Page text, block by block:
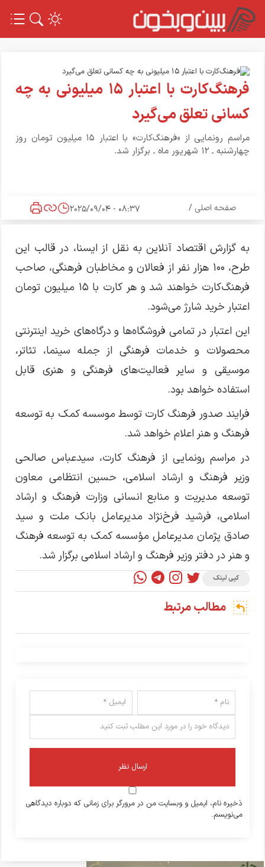
صفحه اصلی /
08:37 - 2025/09/04
فرهنگ‌کارت با اعتبار ۱۵ میلیونی به چه
کسانی تعلق می‌گیرد
مراسم رونمایی از «فرهنگ‌کارت» با اعتبار ۱۵ میلیون تومان روز
چهارشنبه ـ ۱۲ شهریور ماه ـ برگزار شد.
به گزارش اقتصاد آنلاین به نقل از ایسنا، در قالب این
طرح، ۱۰۰ هزار نفر از فعالان و مخاطبان فرهنگی، صاحب
فرهنگ‌کارت خواهند شد و هر کارت با ۱۵ میلیون تومان
اعتبار خرید شارژ می‌شود.
این اعتبار در تمامی فروشگاه‌ها و درگاه‌های خرید اینترنتی
محصولات و خدمات فرهنگی از جمله سینما، تئاتر،
موسیقی و سایر فعالیت‌های فرهنگی و هنری قابل
استفاده خواهد بود.
فرایند صدور فرهنگ کارت توسط موسسه کمک به توسعه
فرهنگ و هنر اعلام خواهد شد.
در مراسم رونمایی از فرهنگ کارت، سیدعباس صالحی
وزیر فرهنگ و ارشاد اسلامی، حسین انتظامی معاون
توسعه مدیریت و منابع انسانی وزارت فرهنگ و ارشاد
اسلامی، فرشید فرخ‌نژاد مدیرعامل بانک ملت و سید
صادق پژمان مدیرعامل مؤسسه کمک به توسعه فرهنگ
و هنر در دفتر وزیر فرهنگ و ارشاد اسلامی برگزار شد.
کپی لینک
مطالب مرتبط
ذخیره نام، ایمیل و وبسایت من در مرورگر برای زمانی که دوباره دیدگاهی
می‌نویسم.